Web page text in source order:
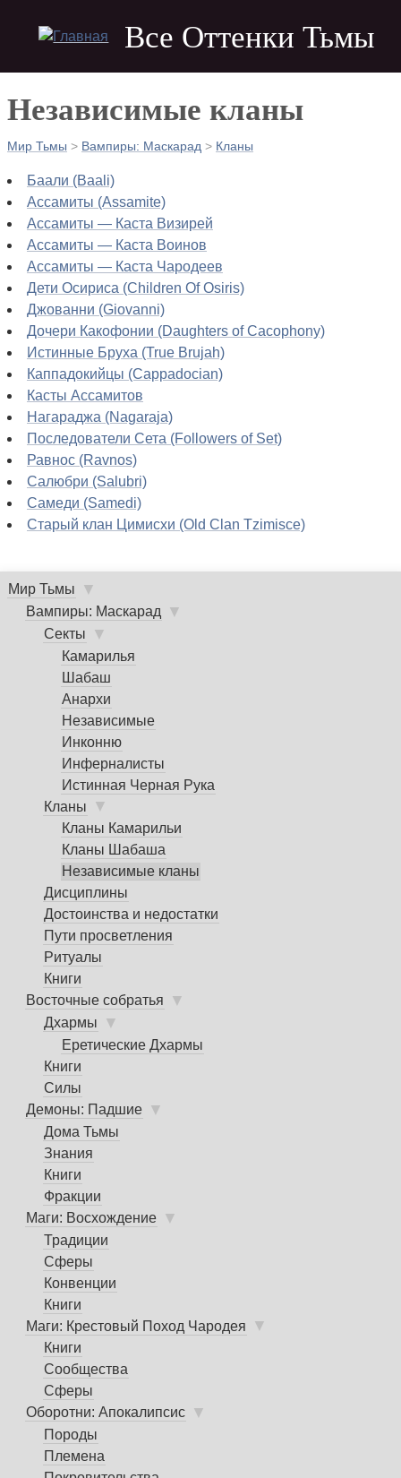
navigation
Все Оттенки Тьмы
Независимые кланы
навигации
Мир Тьмы > Вампиры: Маскарад > Кланы
Баали (Baali)
Ассамиты (Assamite)
Ассамиты — Каста Визирей
Ассамиты — Каста Воинов
Ассамиты — Каста Чародеев
Дети Осириса (Children Of Osiris)
Джованни (Giovanni)
Дочери Какофонии (Daughters of Cacophony)
Истинные Бруха (True Brujah)
Каппадокийцы (Cappadocian)
Касты Ассамитов
Нагараджа (Nagaraja)
Последователи Сета (Followers of Set)
Равнос (Ravnos)
Салюбри (Salubri)
Самеди (Samedi)
Старый клан Цимисхи (Old Clan Tzimisce)
Главное
меню
Мир Тьмы ▼
Вампиры: Маскарад ▼
Секты ▼
Камарилья
Шабаш
Анархи
Независимые
Инконню
Инферналисты
Истинная Черная Рука
Кланы
▼
Кланы Камарильи
Кланы Шабаша
Независимые кланы
Дисциплины
Достоинства и недостатки
Пути просветления
Ритуалы
Книги
Восточные собратья
▼
Дхармы ▼
Еретические Дхармы
Книги
Силы
Демоны: Падшие ▼
Дома Тьмы
Знания
Книги
Фракции
Маги: Восхождение ▼
Традиции
Сферы
Конвенции
Книги
Маги: Крестовый Поход Чародея
▼
Книги
Сообщества
Сферы
Оборотни: Апокалипсис ▼
Породы
Племена